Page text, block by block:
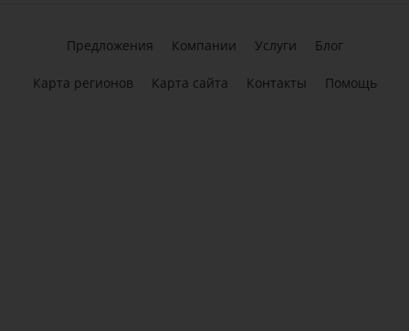
Предложения Компании Услуги Блог
Карта регионов Карта сайта Контакты Помощь